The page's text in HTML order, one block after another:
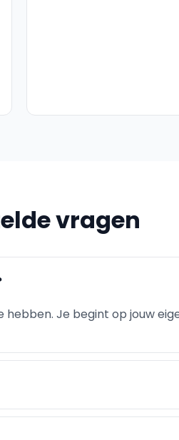
vragen
Je begint op jouw